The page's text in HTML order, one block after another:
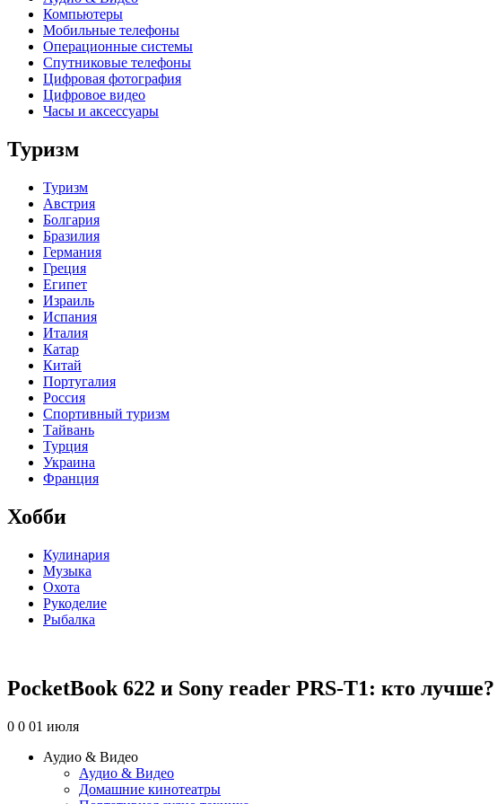
Компьютеры
Мобильные телефоны
Операционные системы
Спутниковые телефоны
Цифровая фотография
Цифровое видео
Часы и аксессуары
Туризм
Туризм
Австрия
Болгария
Бразилия
Германия
Греция
Египет
Израиль
Испания
Италия
Катар
Китай
Португалия
Россия
Спортивный туризм
Тайвань
Турция
Украина
Франция
Хобби
Кулинария
Музыка
Охота
Рукоделие
Рыбалка
PocketBook 622 и Sony reader PRS-T1: кто лучше?
0 0 01 июля
Аудио & Видео
Аудио & Видео
Домашние кинотеатры